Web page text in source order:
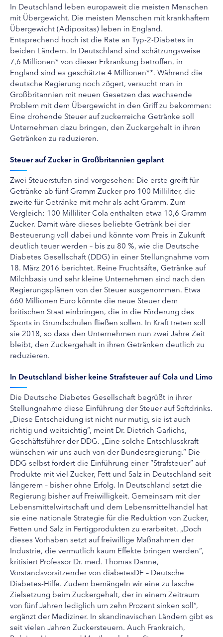
In Deutschland leben europaweit die meisten Menschen
mit Übergewicht. Die meisten Menschen mit krankhaftem
Übergewicht (Adipositas) leben in England.
Entsprechend hoch ist die Rate an Typ-2-Diabetes in
beiden Ländern. In Deutschland sind schätzungsweise
7,6 Millionen* von dieser Erkrankung betroffen, in
England sind es geschätzte 4 Millionen**. Während die
deutsche Regierung noch zögert, versucht man in
Großbritannien mit neuen Gesetzen das wachsende
Problem mit dem Übergewicht in den Griff zu bekommen:
Eine drohende Steuer auf zuckerreiche Getränke soll
Unternehmen dazu bringen, den Zuckergehalt in ihren
Getränken zu reduzieren.
Steuer auf Zucker in Großbritannien geplant
Zwei Steuerstufen sind vorgesehen: Die erste greift für
Getränke ab fünf Gramm Zucker pro 100 Milliliter, die
zweite für Getränke mit mehr als acht Gramm. Zum
Vergleich: 100 Milliliter Cola enthalten etwa 10,6 Gramm
Zucker. Damit wäre dieses beliebte Getränk bei der
Besteuerung voll dabei und könnte vom Preis in Zukunft
deutlich teuer werden – bis zu 80 %, wie die Deutsche
Diabetes Gesellschaft (DDG) in einer Stellungnahme vom
18. März 2016 berichtet. Reine Fruchtsäfte, Getränke auf
Milchbasis und sehr kleine Unternehmen sind nach den
Regierungsplänen von der Steuer ausgenommen. Etwa
660 Millionen Euro könnte die neue Steuer dem
britischen Staat einbringen, die in die Förderung des
Sports in Grundschulen fließen sollen. In Kraft treten soll
sie 2018, so dass den Unternehmen nun zwei Jahre Zeit
bleibt, den Zuckergehalt in ihren Getränken deutlich zu
reduzieren.
In Deutschland bisher keine Strafsteuer auf Cola und Limo
Die Deutsche Diabetes Gesellschaft begrüßt in ihrer
Stellungnahme diese Einführung der Steuer auf Softdrinks.
„Diese Entscheidung ist nicht nur mutig, sie ist auch
richtig und weitsichtig“, meint Dr. Dietrich Garlichs,
Geschäftsführer der DDG. „Eine solche Entschlusskraft
wünschen wir uns auch von der Bundesregierung.“ Die
DDG selbst fordert die Einführung einer “Strafsteuer” auf
Produkte mit viel Zucker, Fett und Salz in Deutschland seit
längerem – bisher ohne Erfolg. In Deutschland setzt die
Regierung bisher auf Freiwilligkeit. Gemeinsam mit der
Lebensmittelwirtschaft und dem Lebensmittelhandel hat
sie eine nationale Strategie für die Reduktion von Zucker,
Fetten und Salz in Fertigprodukten zu erarbeitet. „Doch
dieses Vorhaben setzt auf freiwillige Maßnahmen der
Industrie, die vermutlich kaum Effekte bringen werden“,
kritisiert Professor Dr. med. Thomas Danne,
Vorstandsvorsitzender von diabetesDE – Deutsche
Diabetes-Hilfe. Zudem bemängeln wir eine zu lasche
Zielsetzung beim Zuckergehalt, der in einem Zeitraum
von fünf Jahren lediglich um zehn Prozent sinken soll“,
ergänzt der Mediziner. In skandinavischen Ländern gibt es
seit vielen Jahren Zuckersteuern. Auch Frankreich,